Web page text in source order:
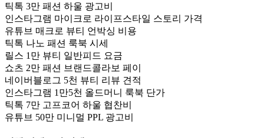
틱톡 3만 패션 하울 광고비
인스타그램 마이크로 라이프스타일 스토리 가격
유튜브 매크로 뷰티 언박싱 비용
틱톡 나노 패션 룩북 시세
릴스 1만 뷰티 일반피드 요금
쇼츠 2만 패션 브랜드콜라보 페이
네이버블로그 5천 뷰티 리뷰 견적
인스타그램 1만5천 올드머니 룩북 단가
틱톡 7만 고프코어 하울 협찬비
유튜브 50만 미니멀 PPL 광고비